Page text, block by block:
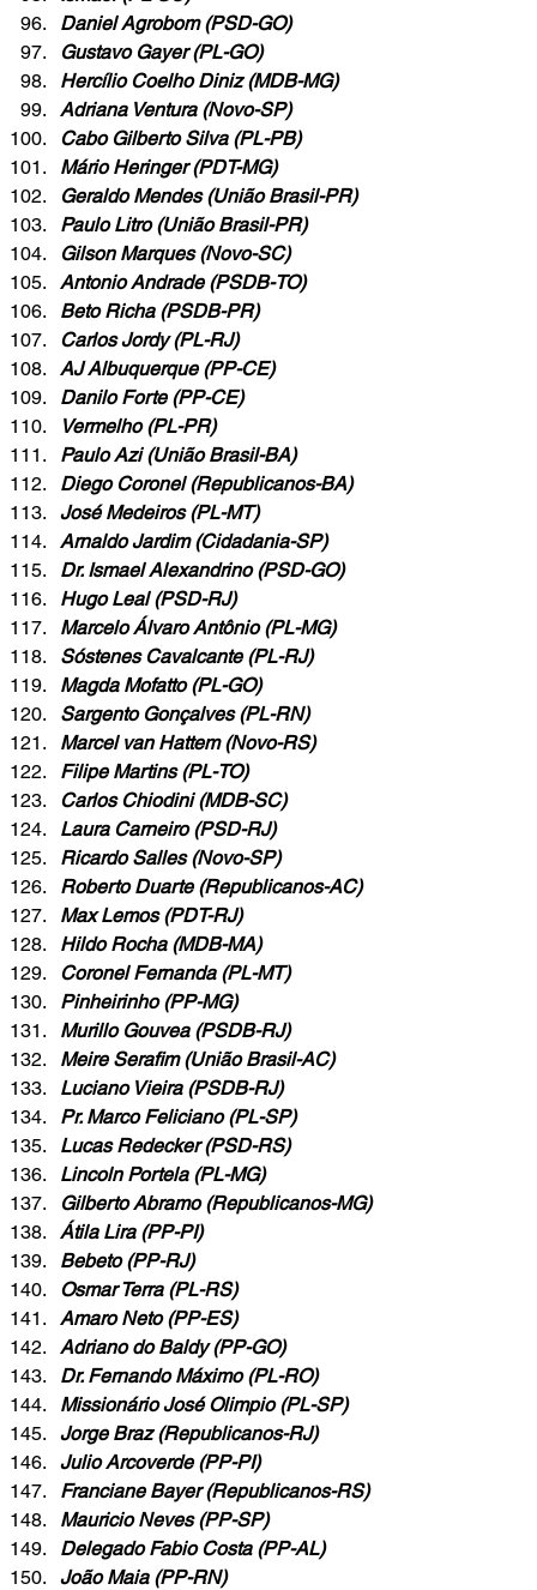
Daniel Agrobom (PSD-GO)
Gustavo Gayer (PL-GO)
Hercílio Coelho Diniz (MDB-MG)
Adriana Ventura (Novo-SP)
Cabo Gilberto Silva (PL-PB)
Mário Heringer (PDT-MG)
Geraldo Mendes (União Brasil-PR)
Paulo Litro (União Brasil-PR)
Gilson Marques (Novo-SC)
Antonio Andrade (PSDB-TO)
Beto Richa (PSDB-PR)
Carlos Jordy (PL-RJ)
AJ Albuquerque (PP-CE)
Danilo Forte (PP-CE)
Vermelho (PL-PR)
Paulo Azi (União Brasil-BA)
Diego Coronel (Republicanos-BA)
José Medeiros (PL-MT)
Arnaldo Jardim (Cidadania-SP)
Dr. Ismael Alexandrino (PSD-GO)
Hugo Leal (PSD-RJ)
Marcelo Álvaro Antônio (PL-MG)
Sóstenes Cavalcante (PL-RJ)
Magda Mofatto (PL-GO)
Sargento Gonçalves (PL-RN)
Marcel van Hattem (Novo-RS)
Filipe Martins (PL-TO)
Carlos Chiodini (MDB-SC)
Laura Carneiro (PSD-RJ)
Ricardo Salles (Novo-SP)
Roberto Duarte (Republicanos-AC)
Max Lemos (PDT-RJ)
Hildo Rocha (MDB-MA)
Coronel Fernanda (PL-MT)
Pinheirinho (PP-MG)
Murillo Gouvea (PSDB-RJ)
Meire Serafim (União Brasil-AC)
Luciano Vieira (PSDB-RJ)
Pr. Marco Feliciano (PL-SP)
Lucas Redecker (PSD-RS)
Lincoln Portela (PL-MG)
Gilberto Abramo (Republicanos-MG)
Átila Lira (PP-PI)
Bebeto (PP-RJ)
Osmar Terra (PL-RS)
Amaro Neto (PP-ES)
Adriano do Baldy (PP-GO)
Dr. Fernando Máximo (PL-RO)
Missionário José Olimpio (PL-SP)
Jorge Braz (Republicanos-RJ)
Julio Arcoverde (PP-PI)
Franciane Bayer (Republicanos-RS)
Mauricio Neves (PP-SP)
Delegado Fabio Costa (PP-AL)
João Maia (PP-RN)